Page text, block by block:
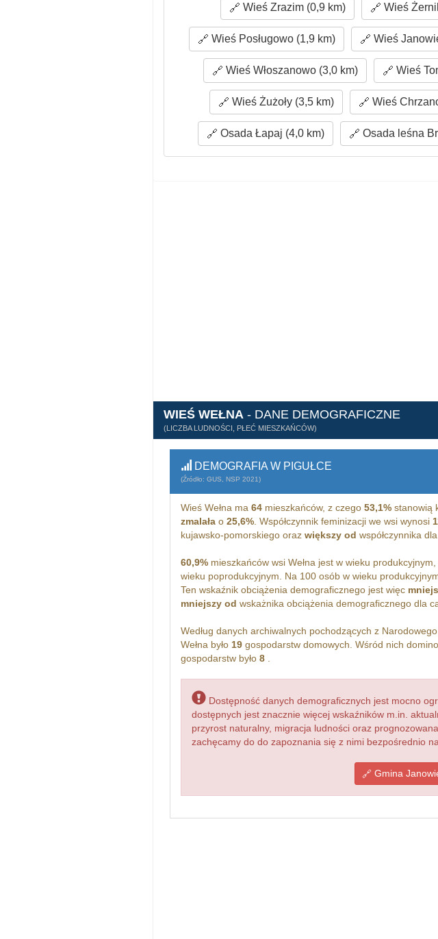
Wieś Zrazim (0,9 km) Wieś
Wieś Posługowo (1,9 km) Wieś
Wieś Włoszanowo (3,0 km) Wieś
Wieś Żużoły (3,5 km) Wieś
Osada Łapaj (4,0 km) Osada leśna
WIEŚ WEŁNA - DANE DEMOGRAFICZNE
(LICZBA LUDNOŚCI, PŁEĆ MIESZKAŃCÓW)
DEMOGRAFIA W PIGUŁCE
(Źródło: GUS, NSP 2021)
Wieś Wełna ma 64mieszkańców, z czego 53,1%stanowią
zmalałao 25,6%. Współczynnik feminizacji we wsi wynosi
kujawsko-pomorskiego oraz większy od współczynnika dla
60,9%mieszkańców wsi Wełna jest w wieku produkcyjnym,
wieku poprodukcyjnym. Na 100 osób w wieku
Ten wskaźnik obciążenia demograficznego jest więc
mniejszy od wskażnika obciążenia demograficznego dla
Według danych archiwalnych pochodzących z
Wełna było 19gospodarstw domowych. Wśród nich
gospodarstw było 8.
Dostępność danych demograficznych jest mocno
dostępnych jest znacznie więcej wskaźników m.in.
przyrost naturalny, migracja ludności oraz
zachęcamy do do zapoznania się z nimi bezpośrednio
Gmina